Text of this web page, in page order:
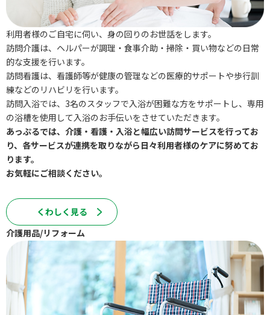
利用者様のご自宅に伺い、身の回りのお世話をします。
訪問介護は、ヘルパーが調理・食事介助・掃除・買い物などの日常
的な支援を行います。
訪問看護は、看護師等が健康の管理などの医療的サポートや歩行訓
練などのリハビリを行います。
訪問入浴では、3名のスタッフで入浴が困難な方をサポートし、専用
の浴槽を使用して入浴のお手伝いをさせていただきます。
あっぷるでは、介護・看護・入浴と幅広い訪問サービスを行ってお
り、 各サービスが連携を取りながら日々利用者様のケアに努めてお
ります。
お気軽にご相談ください。
くわしく⾒る
介護⽤品/リフォーム